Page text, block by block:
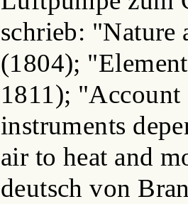
schrieb: "Nature
(1804);
1811); "Account
instruments
air to heat and
deutsch von